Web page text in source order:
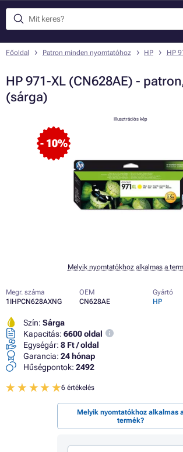
Főoldal Patron minden nyomtatóhoz HP HP
HP 971-XL (CN628AE) -
(sárga)
- 10%
Illusztrációs kép
Melyik nyomtatókhoz alkalmas a
Megr. száma
1IHPCN628AXNG
OEM
CN628AE
Gyártó
HP
Szín: Sárga
Kapacitás: 6600 oldal
Egységár: 8 Ft / oldal
Garancia: 24 hónap
Hűségpontok: 2492
6 értékelés
Melyik nyomtatókhoz alkalmas
termék?